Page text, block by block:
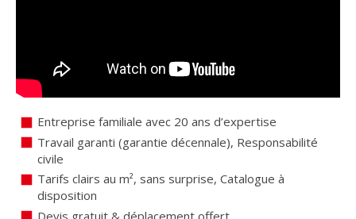
Entreprise familiale avec 20 ans d’expertise
Travail garanti (garantie décennale), Responsabilité
civile
Tarifs clairs au m², sans surprise, Catalogue à
disposition
Devis gratuit & déplacement offert